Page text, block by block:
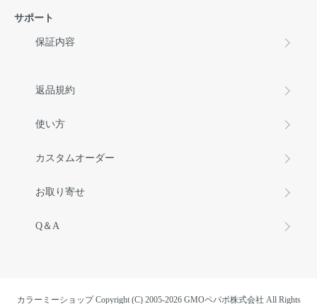
サポート
保証内容
返品規約
使い方
カスタムオーダー
お取り寄せ
Q＆A
カラーミーショップCopyright (C) 2005-2026 GMOペパボ株式会社 All Rights